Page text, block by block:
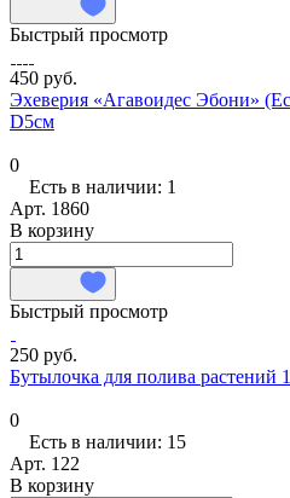
Быстрый просмотр
450 руб.
Эхеверия «Агавоидес Эбони»
D5см
0
Есть в наличии: 1
Арт. 1860
В корзину
Быстрый просмотр
250 руб.
Бутылочка для полива растений
0
Есть в наличии: 15
Арт. 122
В корзину